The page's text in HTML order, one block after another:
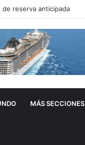
reserva anticipada
MÁS SECCIONES